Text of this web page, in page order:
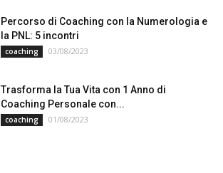
Percorso di Coaching con la Numerologia e
la PNL: 5 incontri
coaching 03/08/2023
Trasforma la Tua Vita con 1 Anno di
Coaching Personale con...
coaching 01/08/2023